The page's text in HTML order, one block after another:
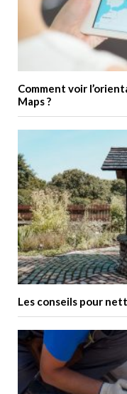
Comment voir
Maps ?
Les conseils pour